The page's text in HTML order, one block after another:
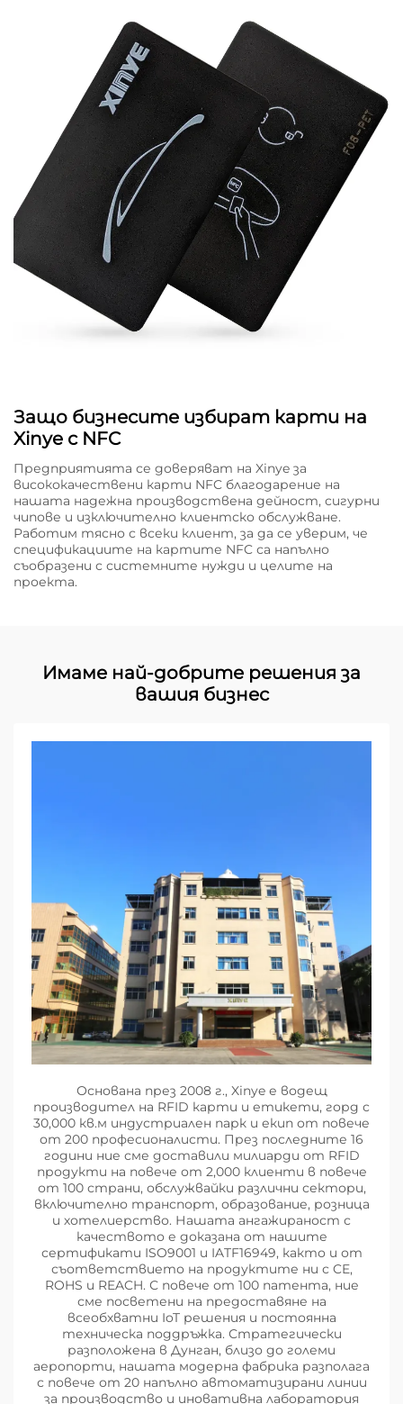
Защо бизнесите избират карти на
Xinye с NFC
Предприятията се доверяват на Xinye за
висококачествени карти NFC благодарение на
нашата надежна производствена дейност, сигурни
чипове и изключително клиентско обслужване.
Работим тясно с всеки клиент, за да се уверим, че
спецификациите на картите NFC са напълно
съобразени с системните нужди и целите на
проекта.
Имаме най-добрите решения за
вашия бизнес
Основана през 2008 г., Xinye е водещ
производител на RFID карти и етикети, горд с
30,000 кв.м индустриален парк и екип от повече
от 200 професионалисти. През последните 16
години ние сме доставили милиарди от RFID
продукти на повече от 2,000 клиенти в повече
от 100 страни, обслужвайки различни сектори,
включително транспорт, образование, розница
и хотелиерство. Нашата ангажираност с
качеството е доказана от нашите
сертификати ISO9001 и IATF16949, както и от
съответствието на продуктите ни с CE,
ROHS и REACH. С повече от 100 патента, ние
сме посветени на предоставяне на
всеобхватни IoT решения и постоянна
техническа поддръжка. Стратегически
разположена в Дунган, близо до големи
аеропорти, нашата модерна фабрика разполага
с повече от 20 напълно автоматизирани линии
за производство и иновативна лаборатория